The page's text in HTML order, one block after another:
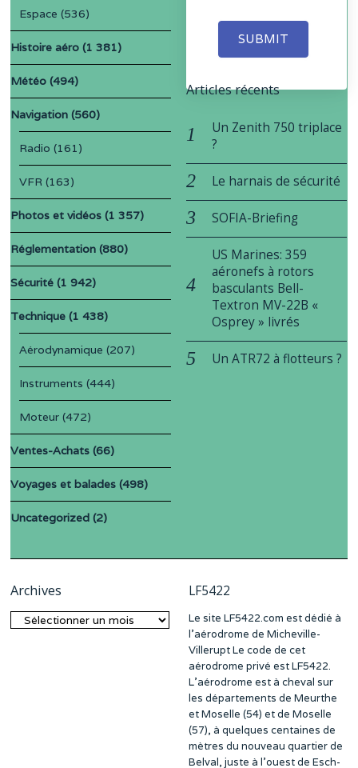
SUBMIT
Espace (536)
Histoire aéro (1 381)
Météo (494)
Navigation (560)
Radio (161)
VFR (163)
Photos et vidéos (1 357)
Réglementation (880)
Sécurité (1 942)
Technique (1 438)
Aérodynamique (207)
Instruments (444)
Moteur (472)
Ventes-Achats (66)
Voyages et balades (498)
Uncategorized (2)
Articles récents
Un Zenith 750 triplace
?
Le harnais de sécurité
SOFIA-Briefing
US Marines: 359
aéronefs à rotors
basculants Bell-
Textron MV-22B «
Osprey » livrés
Un ATR72 à flotteurs ?
Archives
Archives
LF5422
Le site LF5422.com est dédié à
l’aérodrome de Micheville-
Villerupt Le code de cet
aérodrome privé est LF5422.
L’aérodrome est à cheval sur
les départements de Meurthe
et Moselle (54) et de Moselle
(57), à quelques centaines de
mètres du nouveau quartier de
Belval, juste à l’ouest de Esch-